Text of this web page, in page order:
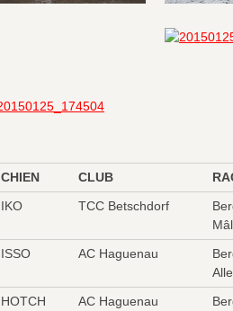
CHIEN CLUB
IKO TCC Betschdorf
ISSO AC Haguenau
HOTCH AC Haguenau